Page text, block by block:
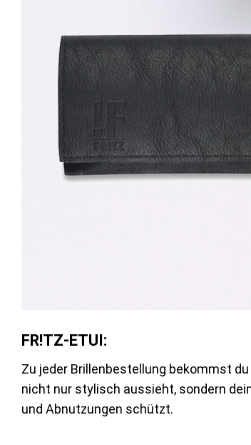
FR!TZ-ETUI:
Zu jeder Brillenbestellung bekommst
nicht nur stylisch aussieht, sondern
und Abnutzungen schützt.